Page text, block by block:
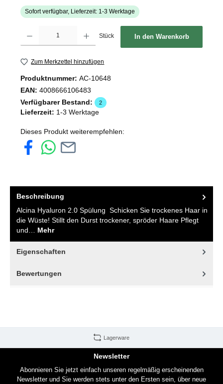
Sofort verfügbar, Lieferzeit: 1-3 Werktage
Stück In den Warenkorb
Zum Merkzettel hinzufügen
Produktnummer: AC-10648
EAN: 4008666106483
Verfügbarer Bestand:
2
Lieferzeit: 1-3 Werktage
Dieses Produkt weiterempfehlen:
Beschreibung
Alcina Hyaluron 2.0 Spülung Schicken Sie trockenes Haar in
die Wüste! Stillt den Durst trockener, spröder Haare Pflegt
und…
Mehr
Eigenschaften
Bewertungen
Lagerware
Newsletter
Abonnieren Sie jetzt einfach unseren regelmäßig erscheinenden
Newsletter und Sie werden stets unter den Ersten sein, über neue